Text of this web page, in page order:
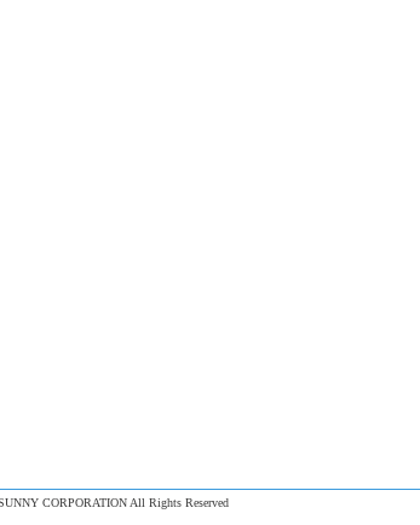
CORPORATION All Rights Reserved